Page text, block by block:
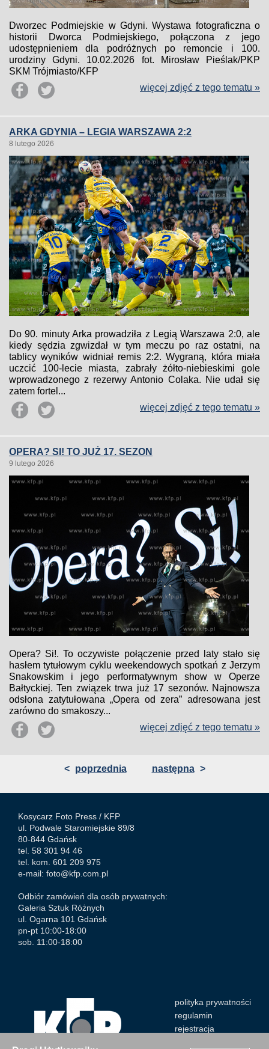
Dworzec Podmiejskie w Gdyni. Wystawa fotograficzna o
historii Dworca Podmiejskiego, połączona z jego
udostępnieniem dla podróżnych po remoncie i 100.
urodziny Gdyni. 10.02.2026 fot. Mirosław Pieślak/PKP
SKM Trójmiasto/KFP
więcej zdjęć z tego tematu »
ARKA GDYNIA – LEGIA WARSZAWA 2:2
8 lutego 2026
Do 90. minuty Arka prowadziła z Legią Warszawa 2:0, ale
kiedy sędzia zgwizdał w tym meczu po raz ostatni, na
tablicy wyników widniał remis 2:2. Wygraną, która miała
uczcić 100-lecie miasta, zabrały żółto-niebieskimi gole
wprowadzonego z rezerwy Antonio Colaka. Nie udał się
zatem fortel...
więcej zdjęć z tego tematu »
OPERA? SI! TO JUŻ 17. SEZON
9 lutego 2026
Opera? Si!. To oczywiste połączenie przed laty stało się
hasłem tytułowym cyklu weekendowych spotkań z Jerzym
Snakowskim i jego performatywnym show w Operze
Bałtyckiej. Ten związek trwa już 17 sezonów. Najnowsza
odsłona zatytułowana „Opera od zera” adresowana jest
zarówno do smakoszy...
więcej zdjęć z tego tematu »
< poprzednia następna >
Kosycarz Foto Press / KFP
ul. Podwale Staromiejskie 89/8
80-844 Gdańsk
tel. 58 301 94 46
tel. kom. 601 209 975
e-mail: foto@kfp.com.pl
Odbiór zamówień dla osób prywatnych:
Galeria Sztuk Różnych
ul. Ogarna 101 Gdańsk
pn-pt 10:00-18:00
sob. 11:00-18:00
polityka prywatności
regulamin
rejestracja